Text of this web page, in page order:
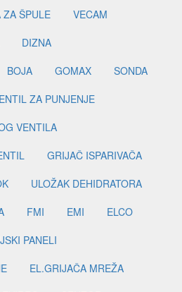
ZA ŠPULE
VECAM
DIZNA
BOJA GOMAX
SONDA
ZA PUNJENJE
VENTILA
GRIJAČ ISPARIVAČA
ULOŽAK DEHIDRATORA
FMI EMI
ELCO
PANELI
EL.GRIJAČA MREŽA